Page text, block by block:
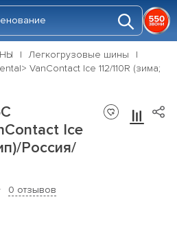
Легкогрузовые шины
VanContact Ice 112/110R (зима;
Ice
Россия/
0 отзывов